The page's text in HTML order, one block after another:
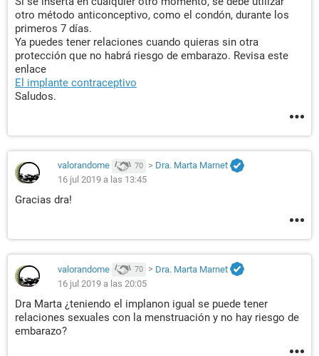
otro método anticonceptivo, como el condón, durante los
primeros 7 días.
Ya puedes tener relaciones cuando quieras sin otra
protección que no habrá riesgo de embarazo. Revisa este
enlace
El implante contraceptivo
Saludos.
valorandome 70 > Dra. Marta Marnet
16 jul 2019 a las 13:45
Gracias dra!
valorandome 70 > Dra. Marta Marnet
16 jul 2019 a las 20:05
Dra Marta ¿teniendo el implanon igual se puede tener
relaciones sexuales con la menstruación y no hay riesgo de
embarazo?